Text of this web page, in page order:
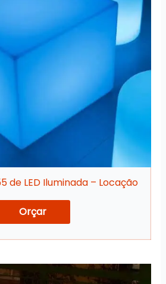
de LED Iluminada – Locação
Orçar
Este